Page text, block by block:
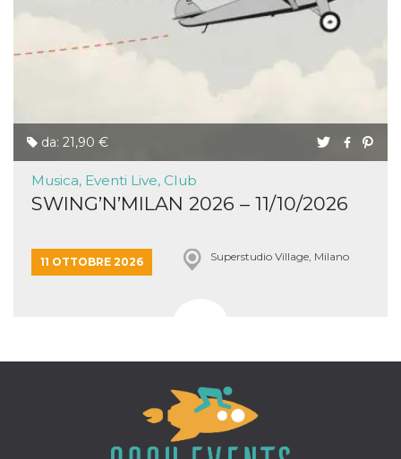
da: 21,90 €
Musica, Eventi Live, Club
SWING’N’MILAN 2026 – 11/10/2026
11 OTTOBRE 2026 Superstudio Village, Milano